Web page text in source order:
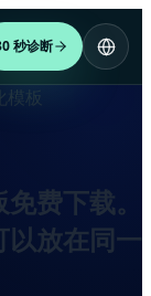
秒诊断
模板
费下载。
放在同一